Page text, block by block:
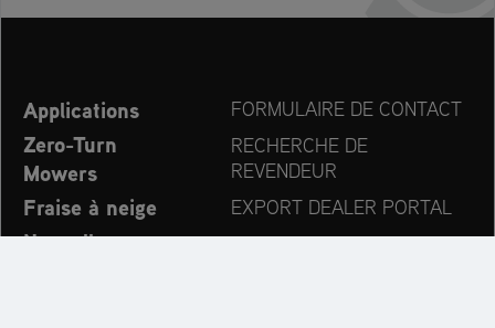
Applications
Zero-Turn
Mowers
Fraise à neige
Nouvelles
FORMULAIRE DE CONTACT
RECHERCHE DE
REVENDEUR
EXPORT DEALER PORTAL
PRODUCT REGISTRATION